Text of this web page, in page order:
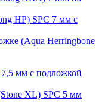
HP) SPC 7 мм с
(Aqua Herringbone
мм с подложкой
XL) SPC 5 мм